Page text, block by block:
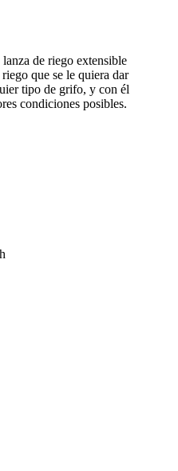
de riego extensible
que se le quiera dar
tipo de grifo, y con él
condiciones posibles.